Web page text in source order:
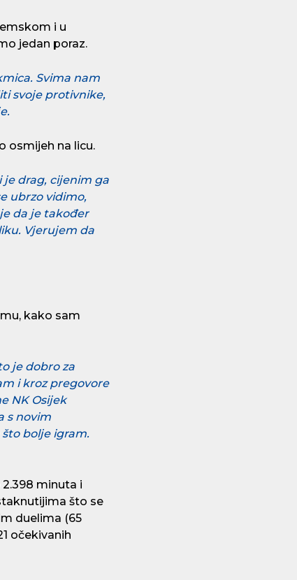
i u
jedan poraz.
Svima nam
svoje protivnike,
osmijeh na licu.
je drag, cijenim ga
ubrzo vidimo,
da je također
Vjerujem da
kako sam
je dobro za
i kroz pregovore
NK Osijek
s novim
bolje igram.
minuta i
što se
duelima (65
očekivanih